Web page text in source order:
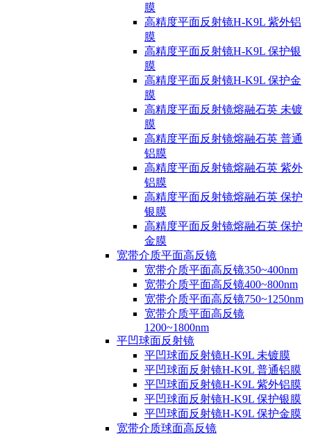
膜
高精度平面反射镜H-K9L 紫外铝
膜
高精度平面反射镜H-K9L 保护银
膜
高精度平面反射镜H-K9L 保护金
膜
高精度平面反射镜熔融石英 未镀
膜
高精度平面反射镜熔融石英 普通
铝膜
高精度平面反射镜熔融石英 紫外
铝膜
高精度平面反射镜熔融石英 保护
银膜
高精度平面反射镜熔融石英 保护
金膜
宽带介质平面高反镜
宽带介质平面高反镜350~400nm
宽带介质平面高反镜400~800nm
宽带介质平面高反镜750~1250nm
宽带介质平面高反镜
1200~1800nm
平凹球面反射镜
平凹球面反射镜H-K9L 未镀膜
平凹球面反射镜H-K9L 普通铝膜
平凹球面反射镜H-K9L 紫外铝膜
平凹球面反射镜H-K9L 保护银膜
平凹球面反射镜H-K9L 保护金膜
宽带介质球面高反镜